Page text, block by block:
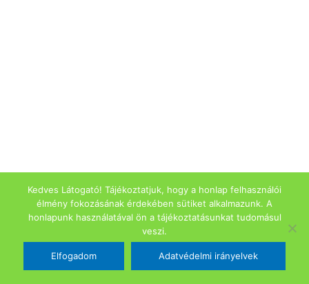
Kedves Látogató! Tájékoztatjuk, hogy a honlap felhasználói
élmény fokozásának érdekében sütiket alkalmazunk. A
honlapunk használatával ön a tájékoztatásunkat tudomásul
veszi.
Elfogadom Adatvédelmi irányelvek